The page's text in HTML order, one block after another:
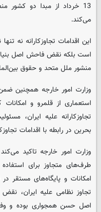
13 خرداد از مبدا دو
می‌کند.
منشور ملل متحد و حقوق
وزارت امور خارجه همچنین
استعماری از قلمرو و
تجاوزکارانه علیه ایران،
بحرین در رابطه با اقدامات
وزارت امور خارجه تاکید
طرف‌های متجاوز برای
امکانات و پایگاه‌های مستقر
تجاوز نظامی علیه ایران،